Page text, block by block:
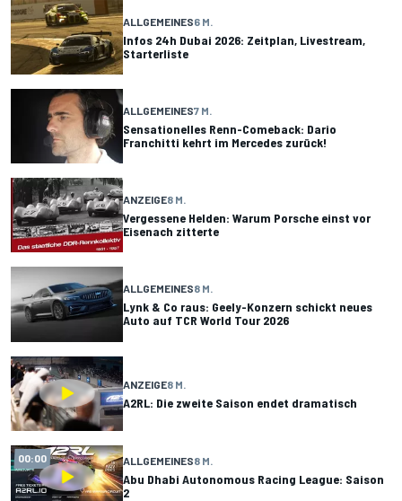
ALLGEMEINES6 M.
Infos 24h Dubai 2026: Zeitplan, Livestream,
Starterliste
ALLGEMEINES7 M.
Sensationelles Renn-Comeback: Dario
Franchitti kehrt im Mercedes zurück!
ANZEIGE8 M.
Vergessene Helden: Warum Porsche einst vor
Eisenach zitterte
ALLGEMEINES8 M.
Lynk & Co raus: Geely-Konzern schickt neues
Auto auf TCR World Tour 2026
ANZEIGE8 M.
A2RL: Die zweite Saison endet dramatisch
00:00 ALLGEMEINES8 M.
Abu Dhabi Autonomous Racing League: Saison
2